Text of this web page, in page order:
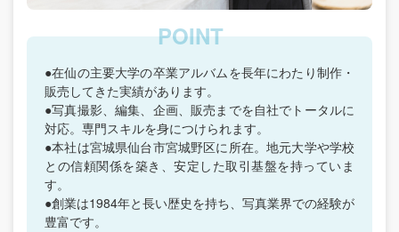
●在仙の主要大学の卒業アルバムを長年にわたり制作・
販売してきた実績があります。
●写真撮影、編集、企画、販売までを自社でトータルに
対応。専門スキルを身につけられます。
●本社は宮城県仙台市宮城野区に所在。地元大学や学校
との信頼関係を築き、安定した取引基盤を持っていま
す。
●創業は1984年と長い歴史を持ち、写真業界での経験が
豊富です。